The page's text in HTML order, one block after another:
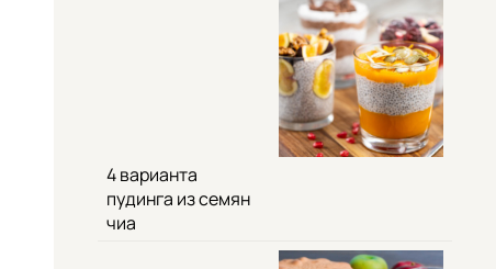
4 варианта
пудинга из семян
чиа